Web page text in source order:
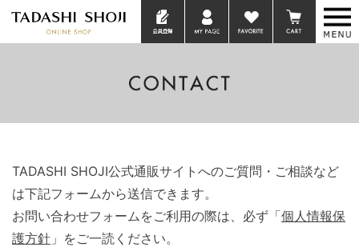
TADASHI SHOJI公式通販サイトへのご質問・ご相談など
は下記フォームから送信できます。
お問い合わせフォームをご利用の際は、必ず「個人情報保
護方針 」をご一読ください。